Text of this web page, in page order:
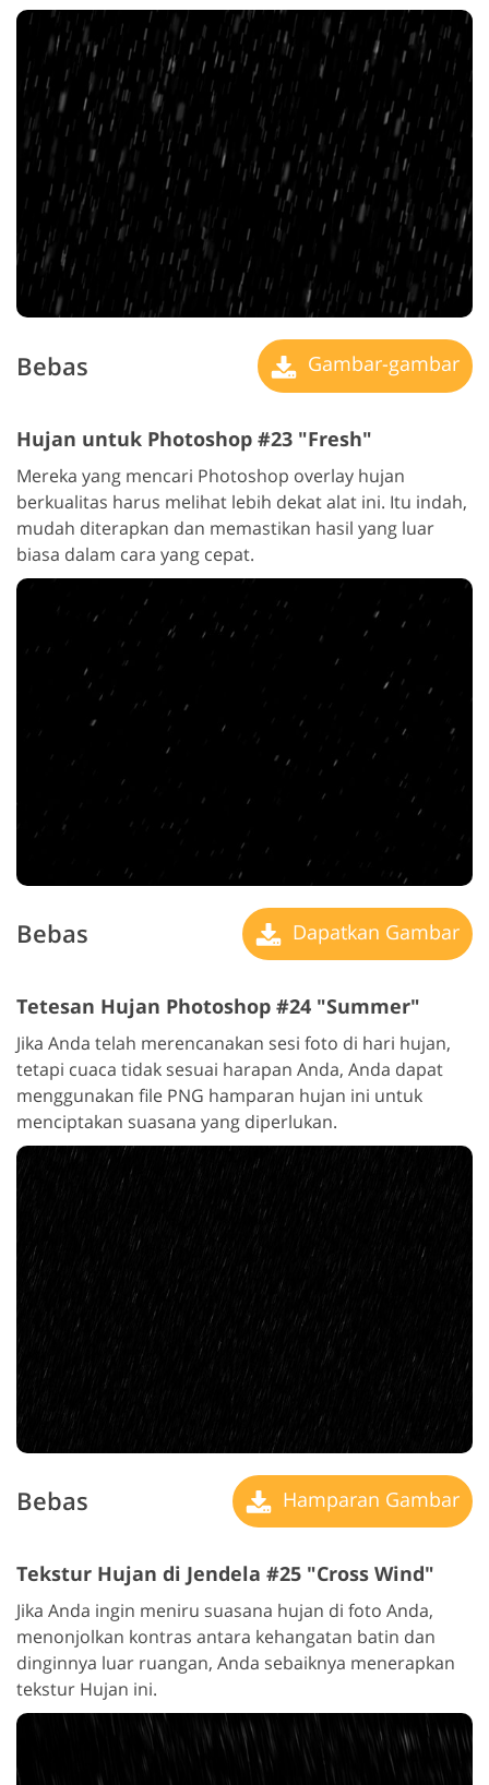
Bebas Gambar-gambar
Hujan untuk Photoshop #23 "Fresh"
Mereka yang mencari Photoshop overlay hujan
berkualitas harus melihat lebih dekat alat ini. Itu indah,
mudah diterapkan dan memastikan hasil yang luar
biasa dalam cara yang cepat.
Bebas Dapatkan Gambar
Tetesan Hujan Photoshop #24 "Summer"
Jika Anda telah merencanakan sesi foto di hari hujan,
tetapi cuaca tidak sesuai harapan Anda, Anda dapat
menggunakan file PNG hamparan hujan ini untuk
menciptakan suasana yang diperlukan.
Bebas Hamparan Gambar
Tekstur Hujan di Jendela #25 "Cross Wind"
Jika Anda ingin meniru suasana hujan di foto Anda,
menonjolkan kontras antara kehangatan batin dan
dinginnya luar ruangan, Anda sebaiknya menerapkan
tekstur Hujan ini.